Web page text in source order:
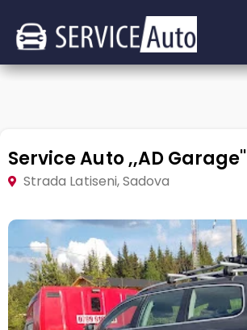
Service Auto ,,AD Garage''
Strada Latiseni, Sadova